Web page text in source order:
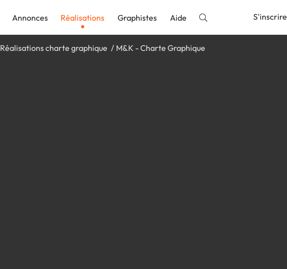
Annonces Réalisations Graphistes Aide S'inscrire
Réalisations charte graphique M&K - Charte Graphique